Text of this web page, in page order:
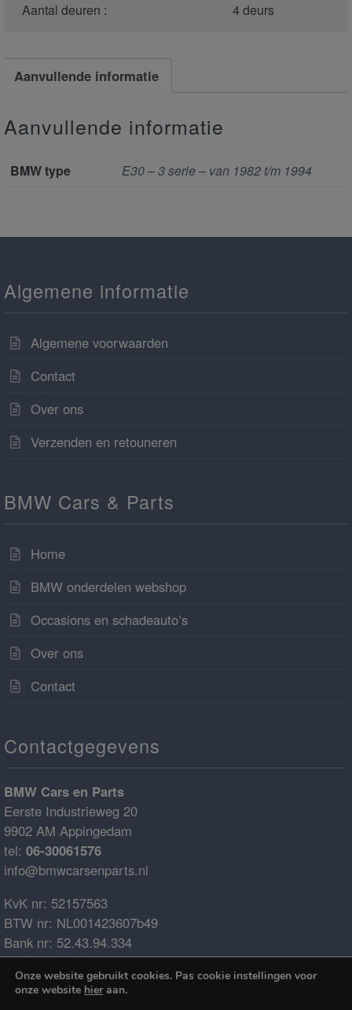
Aantal deuren : 4 deurs
Aanvullende informatie
Aanvullende informatie
BMW type E30 – 3 serie – van 1982 t/m 1994
Algemene informatie
Algemene voorwaarden
Contact
Over ons
Verzenden en retouneren
BMW Cars & Parts
Home
BMW onderdelen webshop
Occasions en schadeauto’s
Over ons
Contact
Contactgegevens
BMW Cars en Parts
Eerste Industrieweg 20
9902 AM Appingedam
tel: 06-30061576
info@bmwcarsenparts.nl
KvK nr: 52157563
BTW nr: NL001423607b49
Bank nr: 52.43.94.334
IBAN: NL68ABNA0524394334
BIC: ABNANL2A
Onze website gebruikt cookies. Pas cookie instellingen voor
onze website hieraan.